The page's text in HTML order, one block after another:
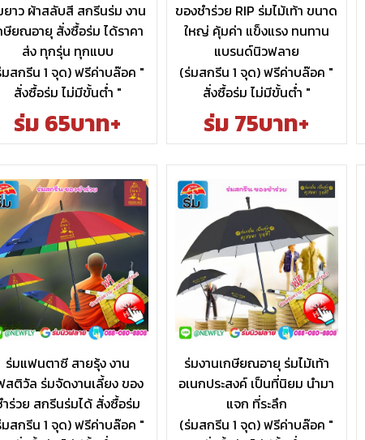
ยาว ผ้าสลับสี สกรีนร่ม งาน
ษียณอายุ สั่งซื้อร่ม ได้ราคา
ส่ง ทุกรุ่น ทุกแบบ
สกรีน 1 จุด) ฟรีค่าบล๊อค "
สั่งซื้อร่ม ไม่มีขั้นต่ำ "
ร่ม 65บาท+
ของชำร่วย RIP ร่มไม้เท้า ขนาด
ใหญ่ คุ้มค่า แข็งแรง ทนทาน
แบรนด์นิวฟลาย
(ร่มสกรีน 1 จุด) ฟรีค่าบล๊อค "
สั่งซื้อร่ม ไม่มีขั้นต่ำ "
ร่ม 75บาท+
ร่มแฟนตาซี สายรุ้ง งาน
สติวัล ร่มจัดงานเลี้ยง ของ
ร่วย สกรีนร่มได้ สั่งซื้อร่ม
สกรีน 1 จุด) ฟรีค่าบล๊อค "
ร่มงานเกษียณอายุ ร่มไม้เท้า
อเนกประสงค์ เป็นที่นิยม นำมา
แจก ที่ระลึก
(ร่มสกรีน 1 จุด) ฟรีค่าบล๊อค "